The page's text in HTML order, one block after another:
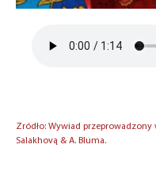
Zródło: Wywiad przeprowadzony
Salakhovą & A. Bluma.